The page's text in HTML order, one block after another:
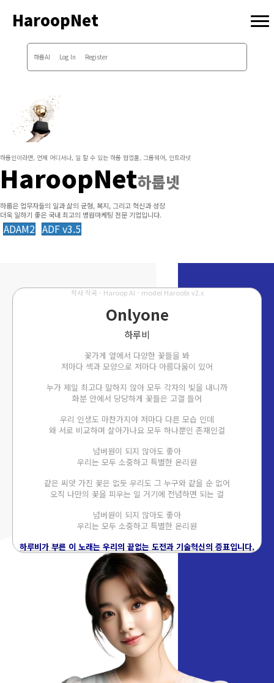
HaroopNet
하룹AI Log In Register
하룹인이라면, 언제 어디서나, 일 할 수 있는 하룹 협업툴, 그룹웨어, 인트라넷
HaroopNet하룹넷
하룹은 업무자들의 일과 삶의 균형, 복지, 그리고 혁신과 성장
더욱 일하기 좋은 국내 최고의 병원마케팅 전문 기업입니다.
ADAM2 ADF v3.5
작사 작곡 - Haroop AI - model Haroobi v2.x
Onlyone
하루비
꽃가게 앞에서 다양한 꽃들을 봐
저마다 색과 모양으로 저마다 아름다움이 있어
누가 제일 최고다 말하지 않아 모두 각자의 빛을 내니까
화분 안에서 당당하게 꽃들은 고갤 들어
우리 인생도 마찬가지야 저마다 다른 모습 인데
왜 서로 비교하며 살아가나요 모두 하나뿐인 존재인걸
넘버원이 되지 않아도 좋아
우리는 모두 소중하고 특별한 온리원
같은 씨앗 가진 꽃은 없듯 우리도 그 누구와 같을 순 없어
오직 나만의 꽃을 피우는 일 거기에 전념하면 되는 걸
넘버원이 되지 않아도 좋아
우리는 모두 소중하고 특별한 온리원
하루비가 부른 이 노래는 우리의 끝없는 도전과 기술혁신의 증표입니다.